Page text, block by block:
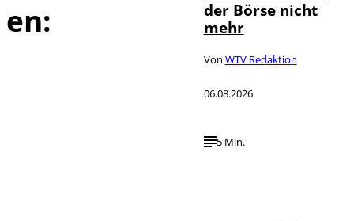
en:
der Börse nicht
mehr
Von WTV Redaktion
06.08.2026
5 Min.